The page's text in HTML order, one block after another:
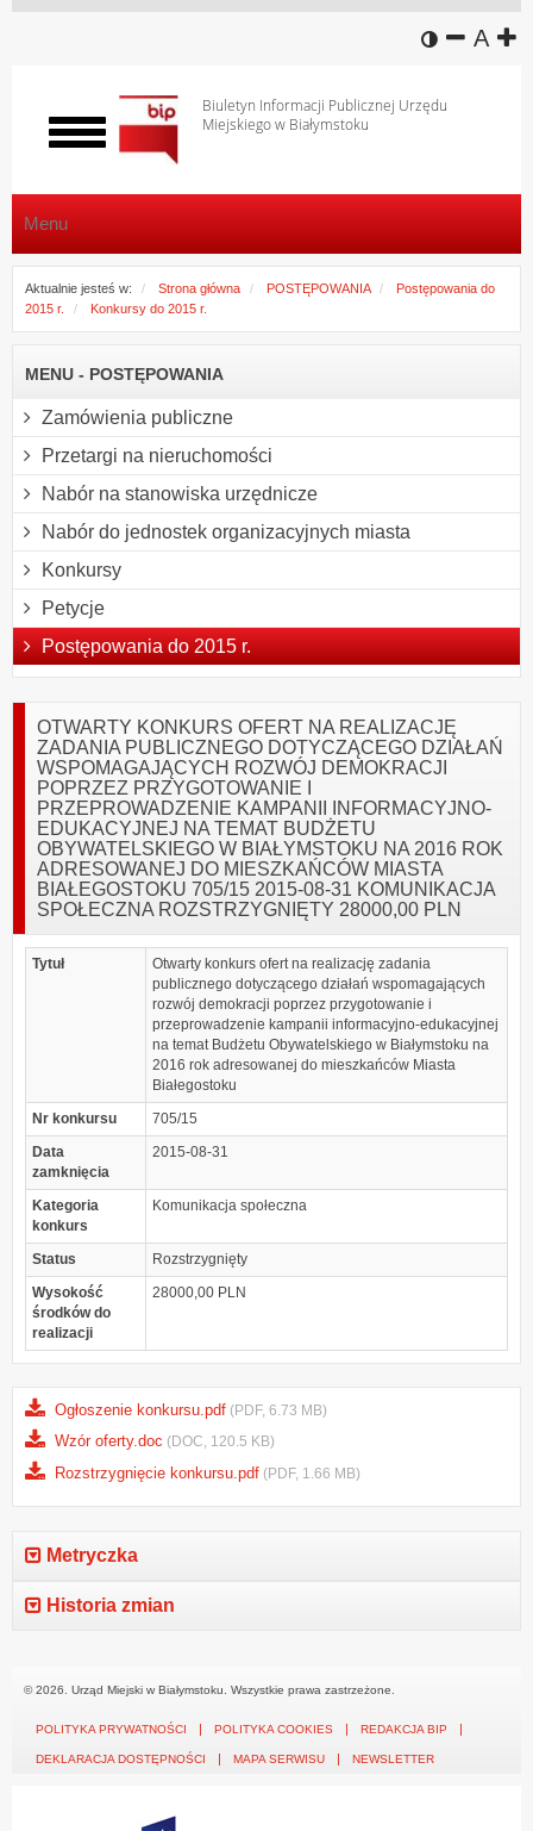
wersja
A
Biuletyn Informacji Publicznej Urzędu
Miejskiego w Białymstoku
Włącz
menu
Menu
Aktualnie jesteś w: Strona główna POSTĘPOWANIA
Postępowania do
2015 r.
Konkursy do 2015 r.
MENU - POSTĘPOWANIA
Zamówienia publiczne
Przetargi na nieruchomości
Nabór na stanowiska urzędnicze
Nabór do jednostek organizacyjnych miasta
Konkursy
Petycje
Postępowania do 2015 r.
OTWARTY KONKURS OFERT NA REALIZACJĘ
ZADANIA PUBLICZNEGO DOTYCZĄCEGO DZIAŁAŃ
WSPOMAGAJĄCYCH ROZWÓJ DEMOKRACJI
POPRZEZ PRZYGOTOWANIE I
PRZEPROWADZENIE KAMPANII INFORMACYJNO-
EDUKACYJNEJ NA TEMAT BUDŻETU
OBYWATELSKIEGO W BIAŁYMSTOKU NA 2016 ROK
ADRESOWANEJ DO MIESZKAŃCÓW MIASTA
BIAŁEGOSTOKU 705/15 2015-08-31 KOMUNIKACJA
SPOŁECZNA ROZSTRZYGNIĘTY 28000,00 PLN
Tytuł
Otwarty konkurs ofert na realizację zadania
publicznego dotyczącego działań wspomagających
rozwój demokracji poprzez przygotowanie i
przeprowadzenie kampanii informacyjno-edukacyjnej
na temat Budżetu Obywatelskiego w Białymstoku na
2016 rok adresowanej do mieszkańców Miasta
Białegostoku
Nr konkursu
705/15
Data
zamknięcia
2015-08-31
Kategoria
konkurs
Komunikacja społeczna
Status
Rozstrzygnięty
Wysokość
środków do
realizacji
28000,00 PLN
Ogłoszenie konkursu.pdf (PDF, 6.73 MB)
Wzór oferty.doc (DOC, 120.5 KB)
Rozstrzygnięcie konkursu.pdf (PDF, 1.66 MB)
Metryczka
Historia zmian
© 2026. Urząd Miejski w Białymstoku. Wszystkie prawa zastrzeżone.
POLITYKA PRYWATNOŚCI POLITYKA COOKIES REDAKCJA BIP
DEKLARACJA DOSTĘPNOŚCI MAPA SERWISU NEWSLETTER